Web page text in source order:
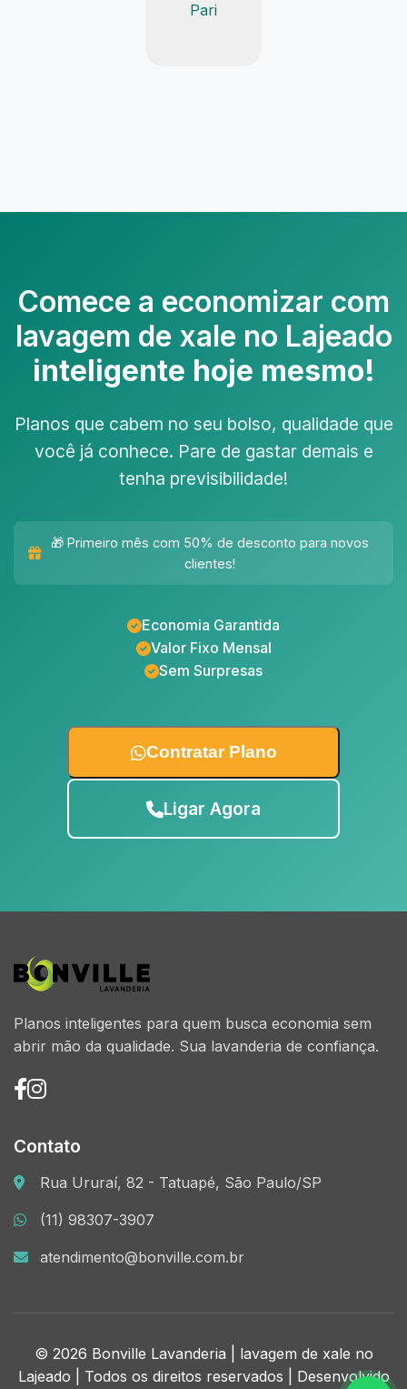
Pari
Comece a economizar com
lavagem de xale no Lajeado
inteligente hoje mesmo!
Planos que cabem no seu bolso, qualidade que
você já conhece. Pare de gastar demais e
tenha previsibilidade!
🎁 Primeiro mês com 50% de desconto para novos
clientes!
Economia Garantida
Valor Fixo Mensal
Sem Surpresas
Contratar Plano
Ligar Agora
Planos inteligentes para quem busca economia sem
abrir mão da qualidade. Sua lavanderia de confiança.
Contato
Rua Ururaí, 82 - Tatuapé, São Paulo/SP
(11) 98307-3907
atendimento@bonville.com.br
© 2026 Bonville Lavanderia | lavagem de xale no
Lajeado | Todos os direitos reservados | Desenvolvido